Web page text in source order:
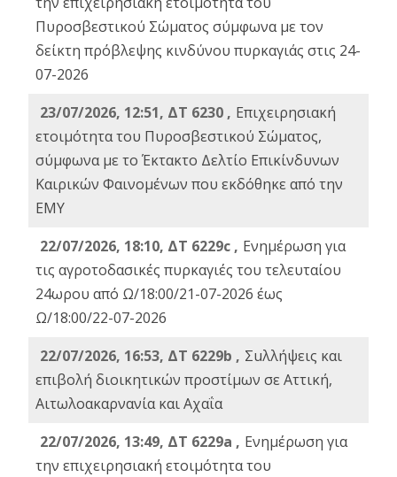
Πυροσβεστικού Σώματος σύμφωνα με τον
δείκτη πρόβλεψης κινδύνου πυρκαγιάς στις 24-
07-2026
23/07/2026, 12:51, ΔΤ 6230 , Επιχειρησιακή
ετοιμότητα του Πυροσβεστικού Σώματος,
σύμφωνα με το Έκτακτο Δελτίο Επικίνδυνων
Καιρικών Φαινομένων που εκδόθηκε από την
ΕΜΥ
22/07/2026, 18:10, ΔΤ 6229c , Ενημέρωση για
τις αγροτοδασικές πυρκαγιές του τελευταίου
24ωρου από Ω/18:00/21-07-2026 έως
Ω/18:00/22-07-2026
22/07/2026, 16:53, ΔΤ 6229b , Σuλλήψεις και
επιβολή διοικητικών προστίμων σε Αττική,
Αιτωλοακαρνανία και Αχαΐα
22/07/2026, 13:49, ΔΤ 6229a , Ενημέρωση για
την επιχειρησιακή ετοιμότητα του